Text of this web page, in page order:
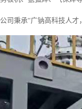
公司秉承“广钠高科技人